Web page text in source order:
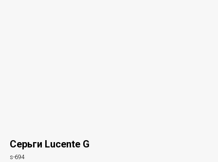
Серьги Lucente G
s-694